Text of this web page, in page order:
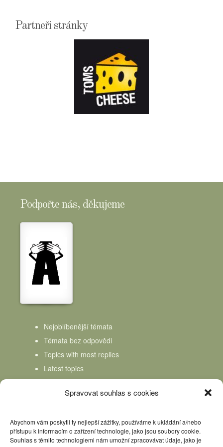
Spravovat souhlas s cookies
Abychom vám poskytli ty nejlepší zážitky, používáme k ukládání a/nebo
přístupu k informacím o zařízení technologie, jako jsou soubory cookie.
Souhlas s těmito technologiemi nám umožní zpracovávat údaje, jako je
Partneři stránky
Podpořte nás, děkujeme
Nejoblíbenější témata
Témata bez odpovědi
Topics with most replies
Latest topics
Topics Freshness